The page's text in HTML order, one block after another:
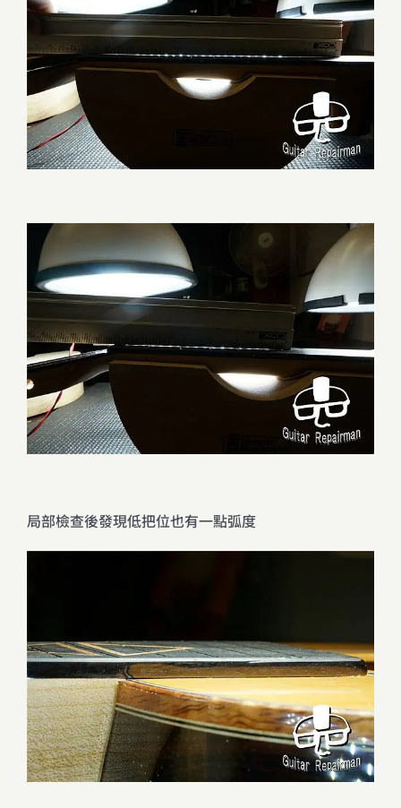
局部檢查後發現低把位也有一點弧度